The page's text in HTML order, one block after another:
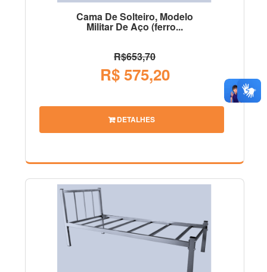
Cama De Solteiro, Modelo
Militar De Aço (ferro...
R$653,70
R$ 575,20
DETALHES